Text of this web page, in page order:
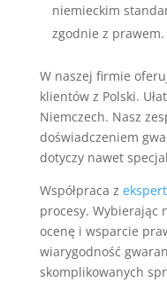
niemieckim
zgodnie z prawem.
W naszej firmie
klientów z Polski.
Niemczech. Nasz
doświadczeniem
dotyczy nawet
Współpraca z
procesy. Wybierając
ocenę i wsparcie
wiarygodność
skomplikowanych